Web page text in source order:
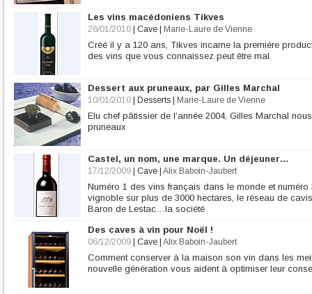
1,4 kg
Les vins macédoniens Tikves
26/01/2010 Cave Marie-Laure de Vienne
Créé il y a 120 ans, Tikves incarne la première
des vins que vous connaissez peut être mal.
Dessert aux pruneaux, par Gilles Marchal
10/01/2010 Desserts Marie-Laure de Vienne
Elu chef pâtissier de l’année 2004, Gilles Marchal
pruneaux
Castel, un nom, une marque. Un déjeuner…
17/12/2009 Cave Alix Baboin-Jaubert
Numéro 1 des vins français dans le monde et
vignoble sur plus de 3000 hectares, le réseau de
Baron de Lestac…la société
Des caves à vin pour Noël !
06/12/2009 Cave Alix Baboin-Jaubert
Comment conserver à la maison son vin dans les
nouvelle génération vous aident à optimiser leur